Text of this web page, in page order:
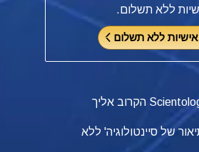
ללא תשלום.
ללא תשלום
של סיינטולוגיה' ללא